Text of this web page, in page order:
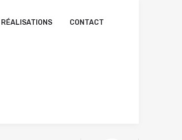
RÉALISATIONS CONTACT